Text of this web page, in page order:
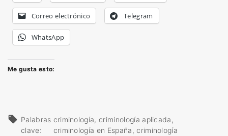
Correo electrónico Telegram
WhatsApp
Me gusta esto:
Palabras
clave:
criminología criminología aplicada
criminología en España
criminología